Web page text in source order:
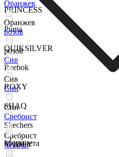
PRINCESS
Puma
QUIKSILVER
Reebok
ROXY
SHAQ
Skechers
SPIDEY
Оранжев
Оранжев
розов
розов
Сив
Сив
Син
Син
Сребрист
Сребрист
Червен
Момичета